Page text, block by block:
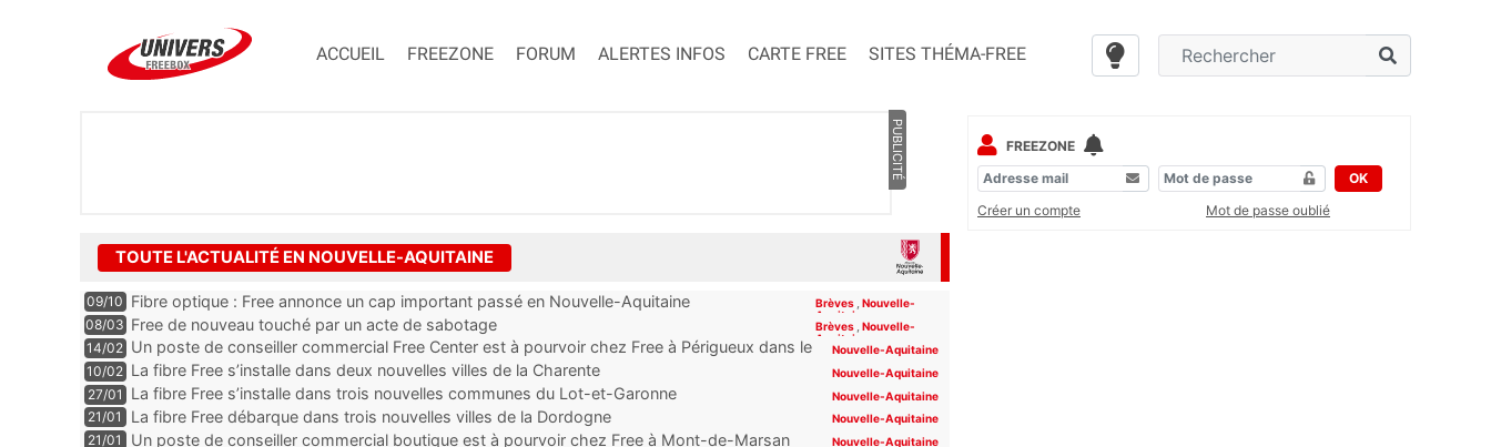
ACCUEIL FREEZONE FORUM ALERTES INFOS CARTE FREE SITES THÉMA-FREE
PUBLICITÉ
TOUTE L'ACTUALITÉ EN NOUVELLE-AQUITAINE
09/10 Fibre optique : Free annonce un cap important passé en Nouvelle-Aquitaine Brèves ,Nouvelle-
Aquitaine
08/03 Free de nouveau touché par un acte de sabotage Brèves ,Nouvelle-
Aquitaine
14/02 Un poste de conseiller commercial Free Center est à pourvoir chez Free à Périgueux dans le
département de la Dordogne
Nouvelle-Aquitaine
10/02 La fibre Free s’installe dans deux nouvelles villes de la Charente Nouvelle-Aquitaine
27/01 La fibre Free s’installe dans trois nouvelles communes du Lot-et-Garonne Nouvelle-Aquitaine
21/01 La fibre Free débarque dans trois nouvelles villes de la Dordogne Nouvelle-Aquitaine
21/01
Un poste de conseiller commercial boutique est à pourvoir chez Free à Mont-de-Marsan
Nouvelle-Aquitaine
FREEZONE
OK
Créer un compte
Mot de passe oublié